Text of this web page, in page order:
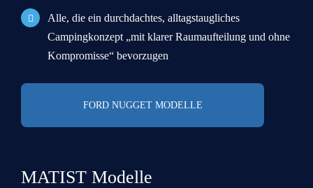
Alle, die ein durchdachtes, alltagstaugliches
Campingkonzept „mit klarer Raumaufteilung und ohne
Kompromisse“ bevorzugen
FORD NUGGET MODELLE
MATIST Modelle
fStadt Region
Sonstige Anmerkungen
s
ec
*